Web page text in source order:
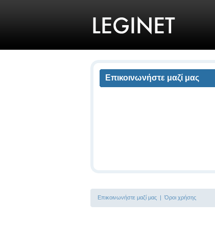
Επικοινωνήστε μαζί μας
Επικοινωνήστε μαζί μας |Όροι χρήσης